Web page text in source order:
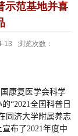
示范基地并喜
13 浏览次数：
康复医学会科学
“2021全国科普日
同济大学附属养志
宣布了2021年度中